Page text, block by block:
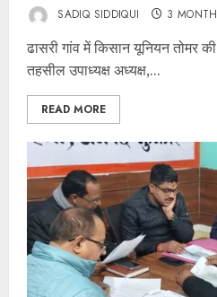
SADIQ SIDDIQUI 3
ढासरी गांव में किसान यूनियन तोमर
तहसील उपाध्यक्ष अध्यक्ष,...
READ MORE